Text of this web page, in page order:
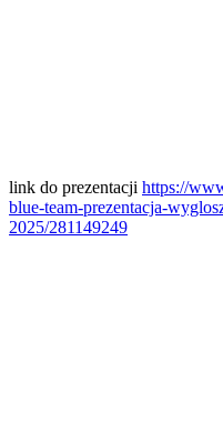
link do prezentacji https://
blue-team-prezentacja-
2025/281149249